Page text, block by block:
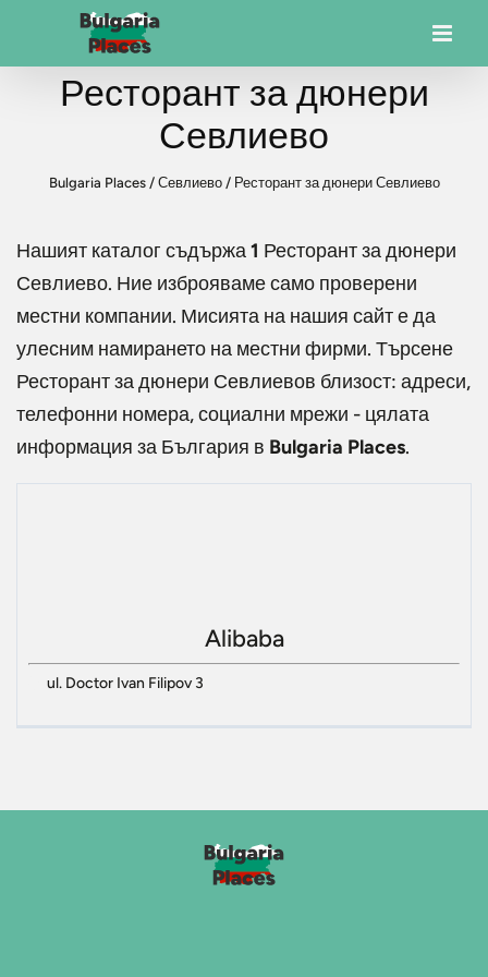
Ресторант за дюнери
Севлиево
Bulgaria Places/ Севлиево/ Ресторант за дюнери Севлиево
Нашият каталог съдържа1 Ресторант за дюнери
Севлиево. Ние изброяваме само проверени
местни компании. Мисията на нашия сайт е да
улесним намирането на местни фирми. Търсене
Ресторант за дюнери Севлиевов близост: адреси,
телефонни номера, социални мрежи - цялата
информация за България в Bulgaria Places.
Alibaba
ul. Doctor Ivan Filipov 3